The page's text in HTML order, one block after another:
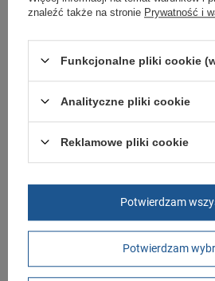
Zapięcie
Płeć
Długość towaru w
centymetrach
Więcej
Szerokość towaru w
Więcej
20
Wysokość towaru w
12
znaleźć także na stronie Prywatność i
Funkcjonalne pliki cookie
Analityczne pliki cookie
Reklamowe pliki cookie
Potwierdzam
Potwierdzam